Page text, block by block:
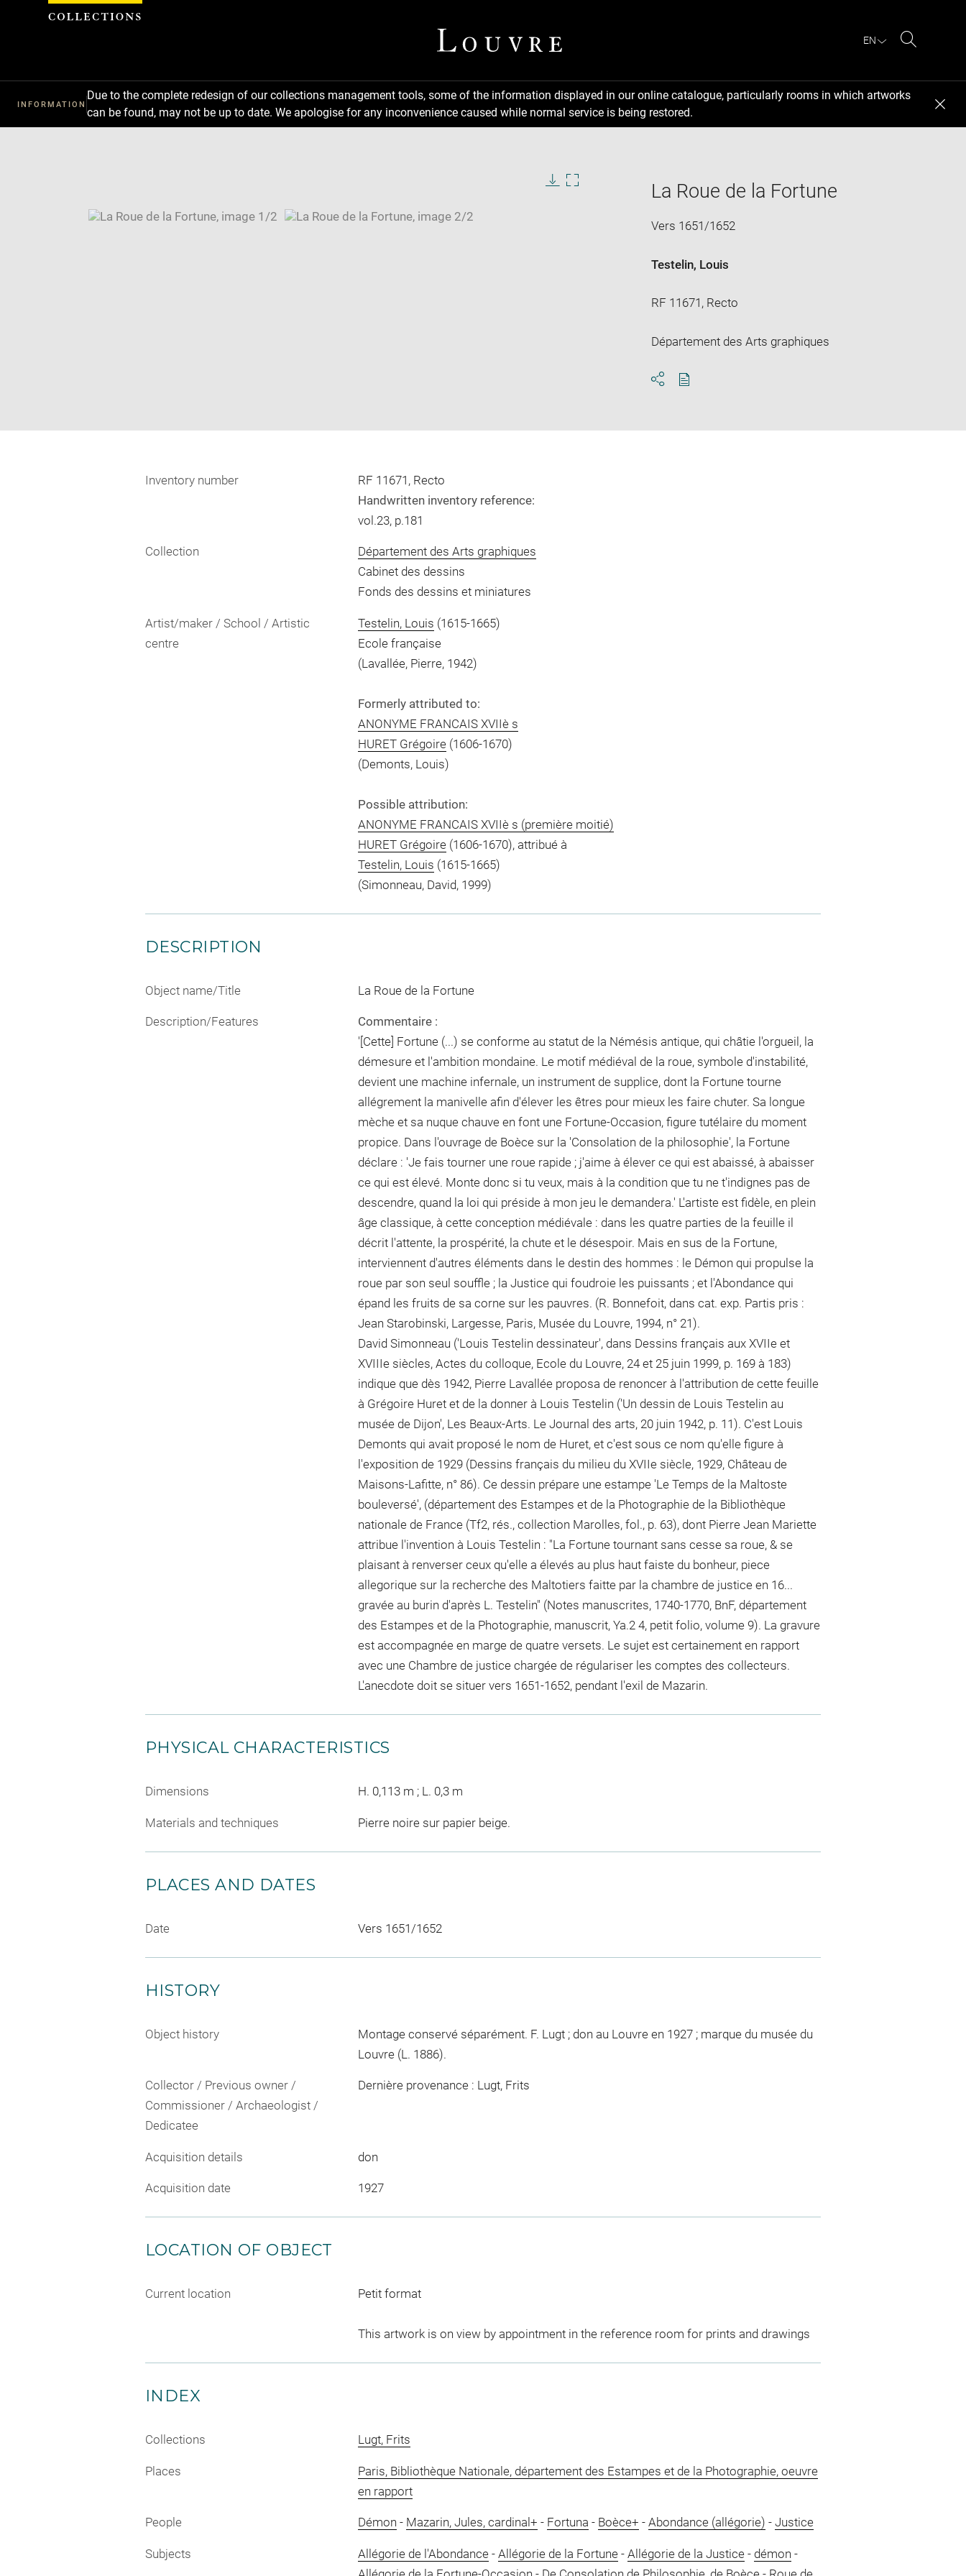
EN
INFORMATION
Due to the complete redesign of our collections management tools, some of the information displayed in our online catalogue, particularly rooms in which artworks
can be found, may not be up to date. We apologise for any inconvenience caused while normal service is being restored.
window
SKIP IMAGE CAROUSEL
La Roue de la Fortune
Vers 1651/1652
Testelin, Louis
RF 11671, Recto
Département des Arts graphiques
Inventory number
RF 11671, Recto
Handwritten inventory reference:
vol.23, p.181
Collection
Département des Arts graphiques
Cabinet des dessins
Fonds des dessins et miniatures
Artist/maker / School / Artistic
centre
Testelin, Louis (1615-1665)
Ecole française
(Lavallée, Pierre, 1942)
Formerly attributed to:
ANONYME FRANCAIS XVIIè s
HURET Grégoire(1606-1670)
(Demonts, Louis)
Possible attribution:
ANONYME FRANCAIS XVIIè s (première moitié)
HURET Grégoire(1606-1670), attribué à
Testelin, Louis (1615-1665)
(Simonneau, David, 1999)
DESCRIPTION
Object name/Title La Roue de la Fortune
Description/Features
Commentaire :
'[Cette] Fortune (...) se conforme au statut de la Némésis antique, qui châtie l'orgueil, la
démesure et l'ambition mondaine. Le motif médiéval de la roue, symbole d'instabilité,
devient une machine infernale, un instrument de supplice, dont la Fortune tourne
allégrement la manivelle afin d'élever les êtres pour mieux les faire chuter. Sa longue
mèche et sa nuque chauve en font une Fortune-Occasion, figure tutélaire du moment
propice. Dans l'ouvrage de Boèce sur la 'Consolation de la philosophie', la Fortune
déclare : 'Je fais tourner une roue rapide ; j'aime à élever ce qui est abaissé, à abaisser
ce qui est élevé. Monte donc si tu veux, mais à la condition que tu ne t'indignes pas de
descendre, quand la loi qui préside à mon jeu le demandera.' L'artiste est fidèle, en plein
âge classique, à cette conception médiévale : dans les quatre parties de la feuille il
décrit l'attente, la prospérité, la chute et le désespoir. Mais en sus de la Fortune,
interviennent d'autres éléments dans le destin des hommes : le Démon qui propulse la
roue par son seul souffle ; la Justice qui foudroie les puissants ; et l'Abondance qui
épand les fruits de sa corne sur les pauvres. (R. Bonnefoit, dans cat. exp. Partis pris :
Jean Starobinski, Largesse, Paris, Musée du Louvre, 1994, n° 21).
David Simonneau ('Louis Testelin dessinateur', dans Dessins français aux XVIIe et
XVIIIe siècles, Actes du colloque, Ecole du Louvre, 24 et 25 juin 1999, p. 169 à 183)
indique que dès 1942, Pierre Lavallée proposa de renoncer à l'attribution de cette feuille
à Grégoire Huret et de la donner à Louis Testelin ('Un dessin de Louis Testelin au
musée de Dijon', Les Beaux-Arts. Le Journal des arts, 20 juin 1942, p. 11). C'est Louis
Demonts qui avait proposé le nom de Huret, et c'est sous ce nom qu'elle figure à
l'exposition de 1929 (Dessins français du milieu du XVIIe siècle, 1929, Château de
Maisons-Lafitte, n° 86). Ce dessin prépare une estampe 'Le Temps de la Maltoste
bouleversé', (département des Estampes et de la Photographie de la Bibliothèque
nationale de France (Tf2, rés., collection Marolles, fol., p. 63), dont Pierre Jean Mariette
attribue l'invention à Louis Testelin : "La Fortune tournant sans cesse sa roue, & se
plaisant à renverser ceux qu'elle a élevés au plus haut faiste du bonheur, piece
allegorique sur la recherche des Maltotiers faitte par la chambre de justice en 16...
gravée au burin d'après L. Testelin" (Notes manuscrites, 1740-1770, BnF, département
des Estampes et de la Photographie, manuscrit, Ya.2 4, petit folio, volume 9). La gravure
est accompagnée en marge de quatre versets. Le sujet est certainement en rapport
avec une Chambre de justice chargée de régulariser les comptes des collecteurs.
L'anecdote doit se situer vers 1651-1652, pendant l'exil de Mazarin.
PHYSICAL CHARACTERISTICS
Dimensions H. 0,113 m ; L. 0,3 m
Materials and techniques Pierre noire sur papier beige.
PLACES AND DATES
Date Vers 1651/1652
HISTORY
Object history
Montage conservé séparément. F. Lugt ; don au Louvre en 1927 ; marque du musée du
Louvre (L. 1886).
Collector / Previous owner /
Commissioner / Archaeologist /
Dedicatee
Dernière provenance : Lugt, Frits
Acquisition details don
Acquisition date 1927
LOCATION OF OBJECT
Current location Petit format
This artwork is on view by appointment in the reference room for prints and drawings
INDEX
Collections Lugt, Frits
Places
Paris, Bibliothèque Nationale, département des Estampes et de la Photographie, oeuvre
en rapport
People Démon - Mazarin, Jules, cardinal+ - Fortuna - Boèce+ - Abondance (allégorie) - Justice
Subjects Allégorie de l'Abondance- Allégorie de la Fortune- Allégorie de la Justice- démon -
Cookies management panel